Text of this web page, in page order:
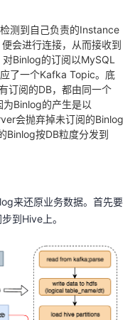
测到自己负责的Instance
会进行连接，从而接收到
Binlog的订阅以MySQL
了一个Kafka Topic。底
订阅的DB，都由同一个
Binlog的产生是以
会抛弃掉未订阅的Binlog
Binlog按DB粒度分发到
来还原业务数据。首先要
到Hive上。